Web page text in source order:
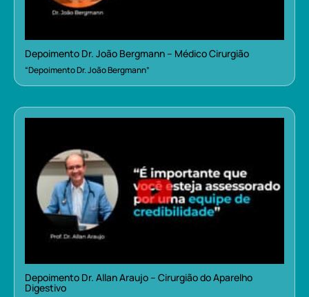
Depoimento Dr. João Bergmann – Médico Cirurgião
“Depoimento Dr. João Bergmann”
Depoimento Dr. Allan Araujo – Cirurgião do Aparelho
Digestivo